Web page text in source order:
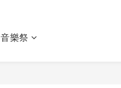
音樂祭